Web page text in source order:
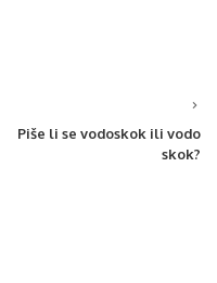
Piše li se vodoskok ili vodo
skok?